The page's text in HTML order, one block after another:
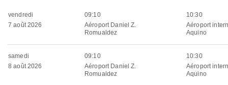
vendredi
7 août 2026
09:10
Aéroport Daniel Z.
Romualdez
10:30
Aéroport
Aquino
samedi
8 août 2026
09:10
Aéroport Daniel Z.
Romualdez
10:30
Aéroport
Aquino